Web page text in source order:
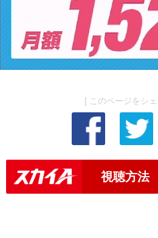
[ このページをシ
視聴方法